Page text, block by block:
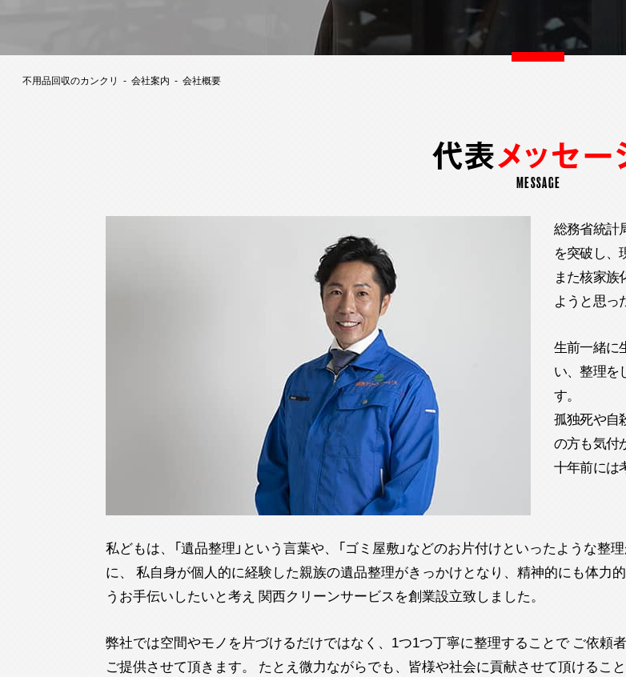
不用品回収のカンクリ 会社案内 会社概要
代表メッセー
MESSAGE
総務省統計
を突破し、
また核家族
ようと思っ
生前一緒に
い、整理を
す。
孤独死や自
の方も気付
十年前には
私どもは、「遺品整理」という言葉や、「ゴミ屋敷」などのお片付けといったような
に、 私自身が個人的に経験した親族の遺品整理がきっかけとなり、精神的にも体力
うお手伝いしたいと考え 関西クリーンサービスを創業設立致しました。
弊社では空間やモノを片づけるだけではなく、1つ1つ丁寧に整理することで ご依頼
ご提供させて頂きます。 たとえ微力ながらでも、皆様や社会に貢献させて頂けるこ